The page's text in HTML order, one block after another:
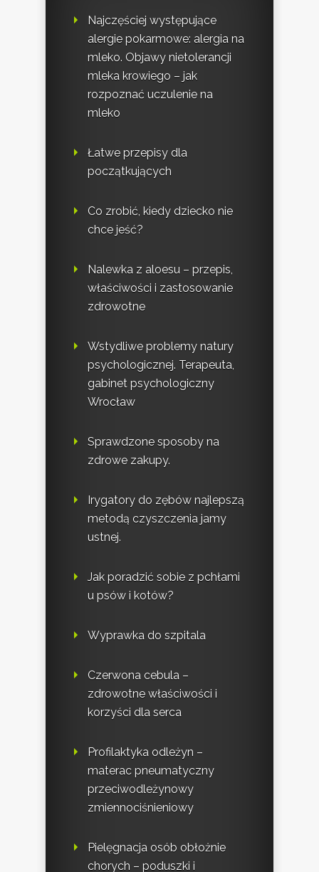
Najczęściej występujące
alergie pokarmowe: alergia na
mleko. Objawy nietolerancji
mleka krowiego – jak
rozpoznać uczulenie na
mleko
Łatwe przepisy dla
początkujących
Co zrobić, kiedy dziecko nie
chce jeść?
Nalewka z aloesu – przepis,
właściwości i zastosowanie
zdrowotne
Wstydliwe problemy natury
psychologicznej. Terapeuta,
gabinet psychologiczny
Wrocław
Sprawdzone sposoby na
zdrowe zakupy.
Irygatory do zębów najlepszą
metodą czyszczenia jamy
ustnej.
Jak poradzić sobie z pchłami
u psów i kotów?
Wyprawka do szpitala
Czerwona cebula –
zdrowotne właściwości i
korzyści dla serca
Profilaktyka odleżyn –
materac pneumatyczny
przeciwodleżynowy
zmiennociśnieniowy
Pielęgnacja osób obłożnie
chorych – poduszki i